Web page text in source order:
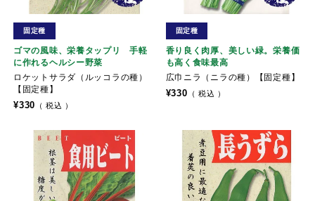
ゴマの風味、栄養タップリ 手軽
に作れるヘルシー野菜
ロケットサラダ（ルッコラの種）
【固定種】
固定種
¥330 税込
香り良く肉厚、美しい緑。栄養価
も高く食味最高
広巾ニラ（ニラの種）【固定種】
固定種
¥330 税込